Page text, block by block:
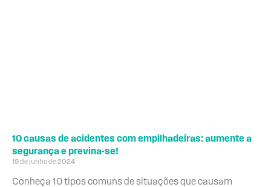
10 causas de acidentes com empilhadeiras: aumente a
segurança e previna-se!
19 de junho de 2024
Conheça 10 tipos comuns de situações que causam